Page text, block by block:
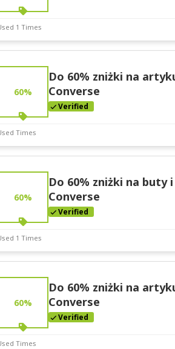
1 Times
Stats
Nov-30-2025
60%
Do 60% zniżki na
Converse
Verified
Times
Stats
Nov-30-2025
60%
Do 60% zniżki na buty
Converse
Verified
1 Times
Stats
Nov-30-2025
60%
Do 60% zniżki na
Converse
Verified
Times